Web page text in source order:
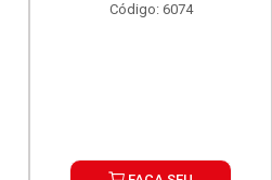
Código: 6074